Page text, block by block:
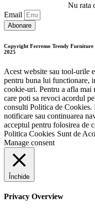
Nu rata
Email
Abonare
Copyright Ferremo Trendy Furniture
2025
Acest website sau tool-urile
pentru buna lui functionare,
cookie-uri. Pentru a afla mai
care poti sa revoci acordul
consulti Politica de Cookies.
notificare sau continuarea
acceptul pentru folosirea de
Politica Cookies Sunt de
Manage consent
Închide
Privacy Overview